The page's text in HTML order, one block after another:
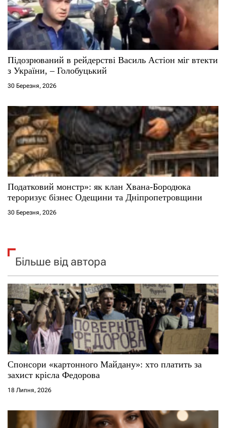
Підозрюваний в рейдерстві Василь Астіон міг втекти
з України, – Голобуцький
30 Березня, 2026
Податковий монстр»: як клан Хвана-Бородюка
тероризує бізнес Одещини та Дніпропетровщини
30 Березня, 2026
Більше від автора
Спонсори «картонного Майдану»: хто платить за
захист крісла Федорова
18 Липня, 2026